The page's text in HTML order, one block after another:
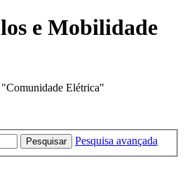
e Mobilidade
Elétrica"
Pesquisar Pesquisa avançada